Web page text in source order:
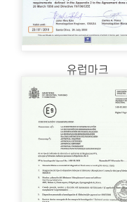
유럽마크